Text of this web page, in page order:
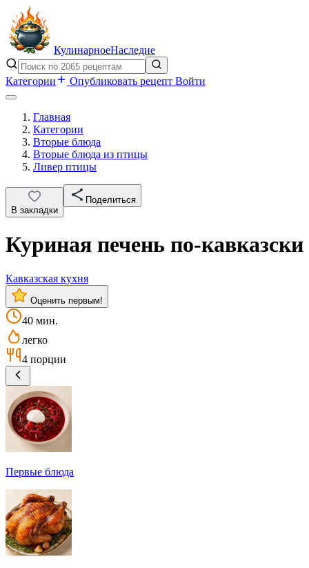
КулинарноеНаследие
Категории Опубликовать рецепт Войти
Главная
Категории
Вторые блюда
Вторые блюда из птицы
Ливер птицы
В закладки
Поделиться
Куриная печень по-кавказски
Кавказская кухня
Оценить первым!
40 мин.
легко
4 порции
Первые блюда